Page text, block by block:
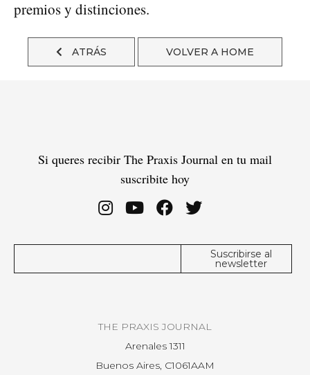
premios y distinciones.
ATRÁS VOLVER A HOME
Si queres recibir The Praxis Journal en tu mail
suscribite hoy
THE PRAXIS JOURNAL
Arenales 1311
Buenos Aires, C1061AAM